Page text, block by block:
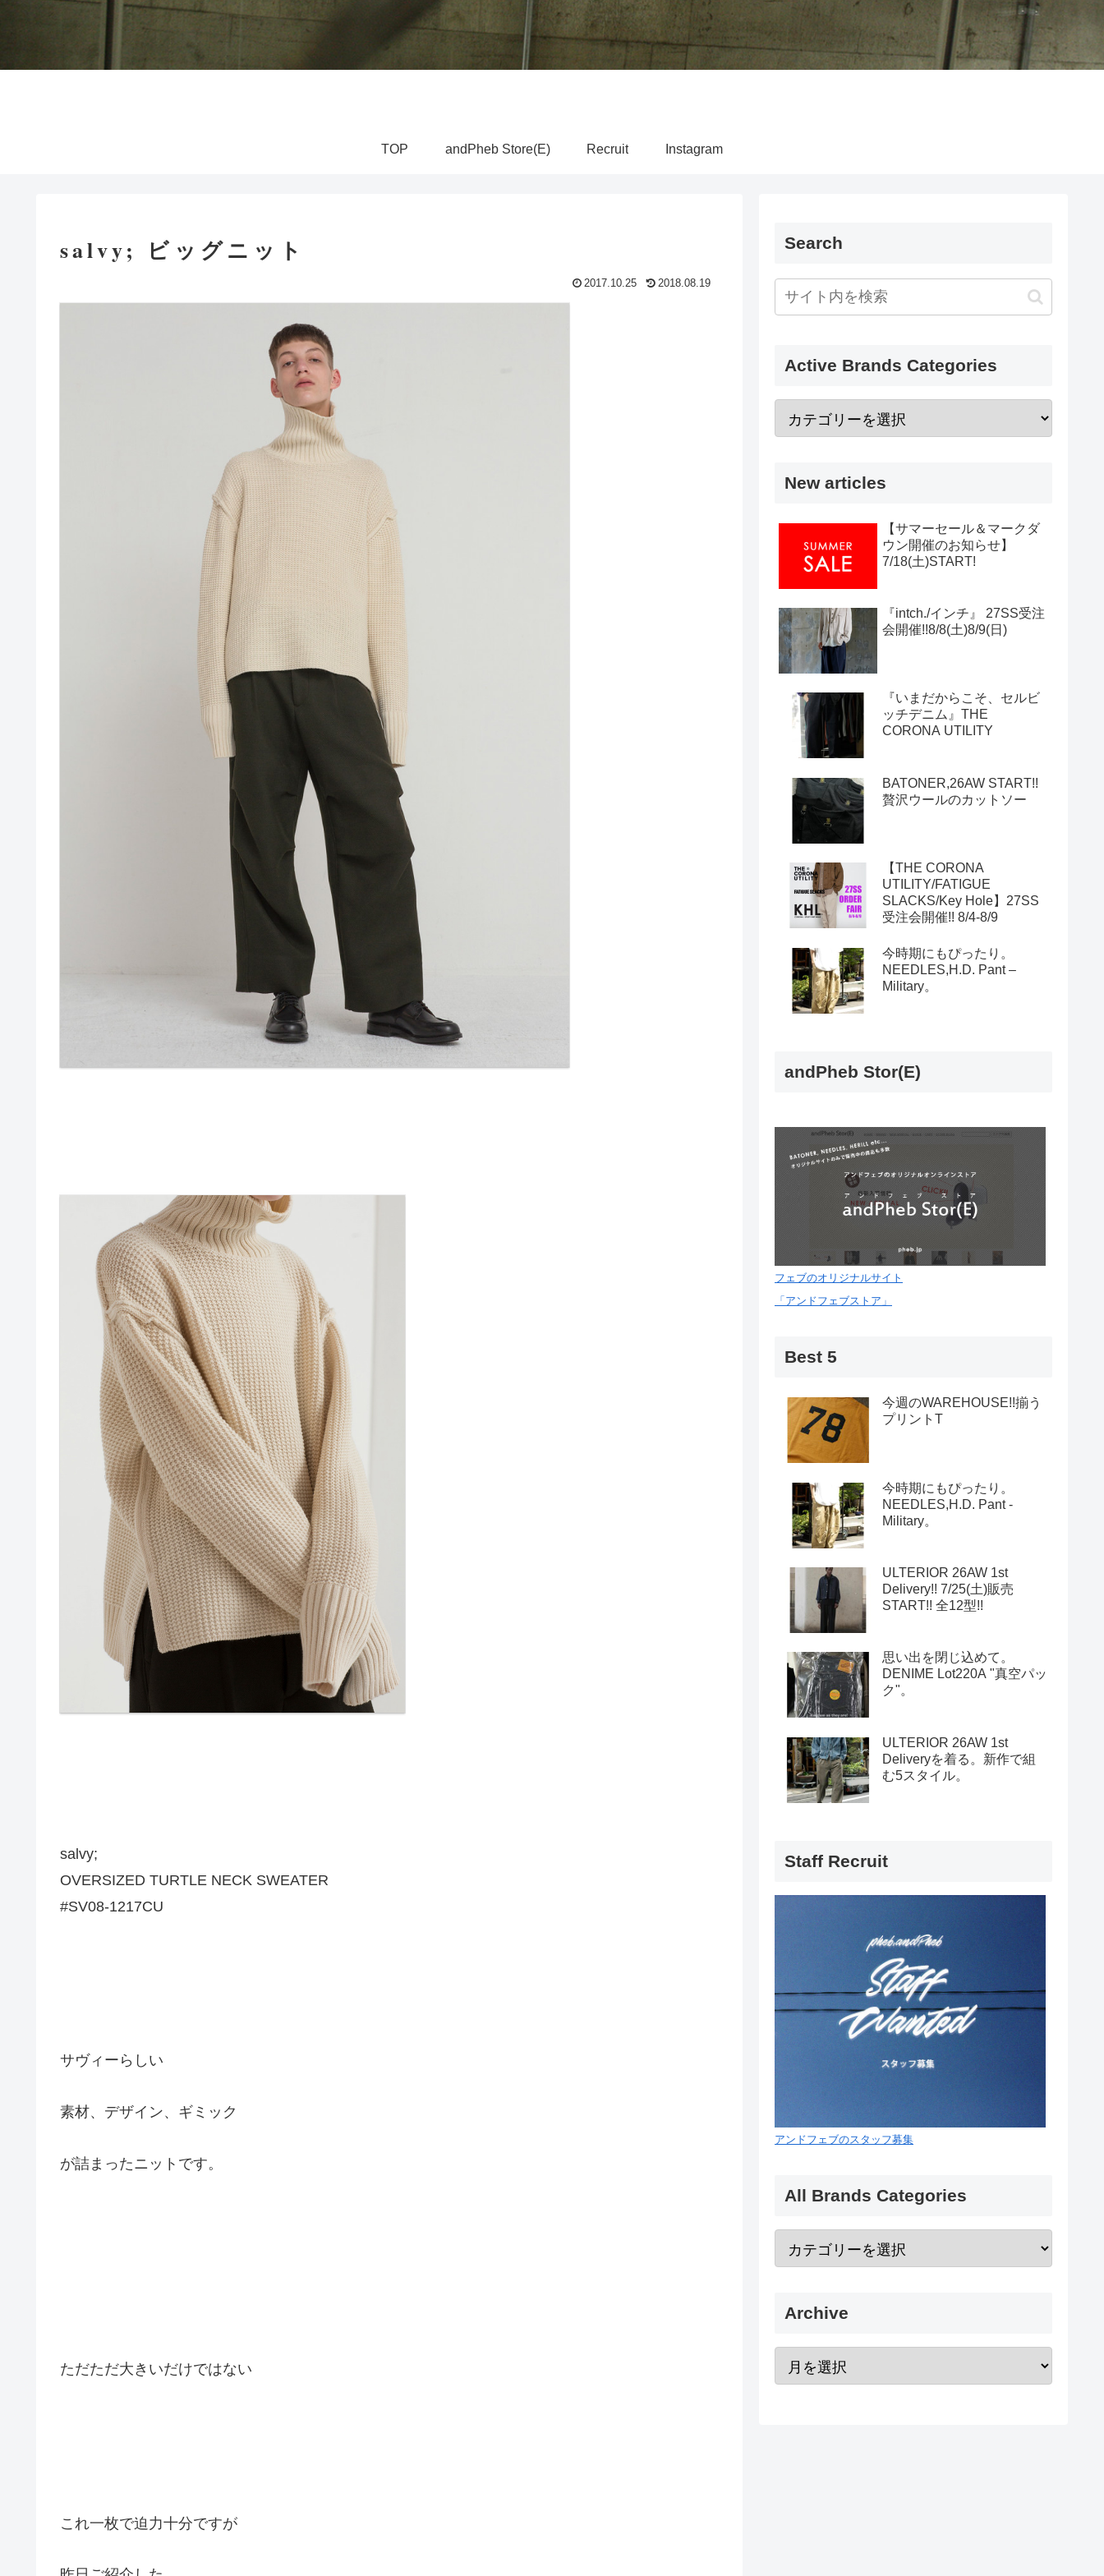
TOP andPheb Store(E) Recruit Instagram
salvy; ビッグニット
2017.10.25 2018.08.19
salvy;
OVERSIZED TURTLE NECK SWEATER
#SV08-1217CU
サヴィーらしい
素材、デザイン、ギミック
が詰まったニットです。
ただただ大きいだけではない
これ一枚で迫力十分ですが
Search
Active Brands Categories
New articles
【サマーセール＆マークダ
ウン開催のお知らせ】
7/18(土)START!
『intch./インチ』 27SS受注
会開催!!8/8(土)8/9(日)
『いまだからこそ、セルビ
ッチデニム』THE
CORONA UTILITY
BATONER,26AW START!!
贅沢ウールのカットソー
【THE CORONA
UTILITY/FATIGUE
SLACKS/Key Hole】27SS
受注会開催!! 8/4-8/9
今時期にもぴったり。
NEEDLES,H.D. Pant –
Military。
andPheb Stor(E)
フェブのオリジナルサイト
「アンドフェブストア」
Best 5
今週のWAREHOUSE!!揃う
プリントT
今時期にもぴったり。
NEEDLES,H.D. Pant -
Military。
ULTERIOR 26AW 1st
Delivery!! 7/25(土)販売
START!! 全12型!!
思い出を閉じ込めて。
DENIME Lot220A "真空パッ
ク"。
ULTERIOR 26AW 1st
Deliveryを着る。新作で組
む5スタイル。
Staff Recruit
アンドフェブのスタッフ募集
All Brands Categories
Archive